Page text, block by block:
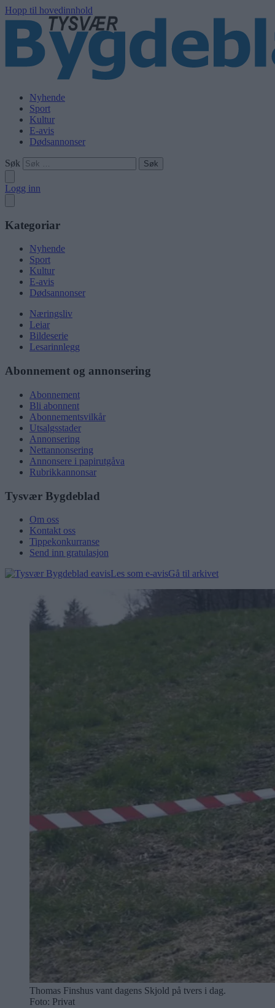
Hopp til hovedinnhold
Nyhende
Sport
Kultur
E-avis
Dødsannonser
Søk
Logg inn
Kategoriar
Nyhende
Sport
Kultur
E-avis
Dødsannonser
Næringsliv
Leiar
Bildeserie
Lesarinnlegg
Abonnement og annonsering
Abonnement
Bli abonnent
Abonnementsvilkår
Utsalgsstader
Annonsering
Nettannonsering
Annonsere i papirutgåva
Rubrikkannonsar
Tysvær Bygdeblad
Om oss
Kontakt oss
Tippekonkurranse
Send inn gratulasjon
Les som e-avisGå til arkivet
Thomas Finshus vant dagens Skjold på tvers i dag.
Foto: Privat